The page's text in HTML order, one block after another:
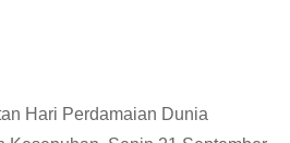
Hari Perdamaian Dunia